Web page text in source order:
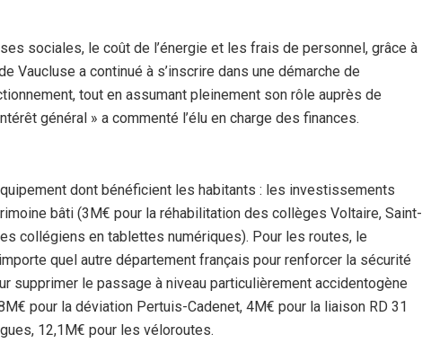
sociales, le coût de l’énergie et les frais de personnel, grâce à
Vaucluse a continué à s’inscrire dans une démarche de
tout en assumant pleinement son rôle auprès de
général » a commenté l’élu en charge des finances.
dont bénéficient les habitants : les investissements
bâti (3M€ pour la réhabilitation des collèges Voltaire, Saint-
collégiens en tablettes numériques). Pour les routes, le
quel autre département français pour renforcer la sécurité
supprimer le passage à niveau particulièrement accidentogène
pour la déviation Pertuis-Cadenet, 4M€ pour la liaison RD 31
12,1M€ pour les véloroutes.